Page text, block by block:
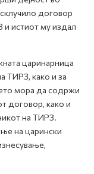
договор
и истиот му издал
царинарница
ТИРЗ, како и за
мора да содржи
договор, како и
на ТИРЗ.
на царински